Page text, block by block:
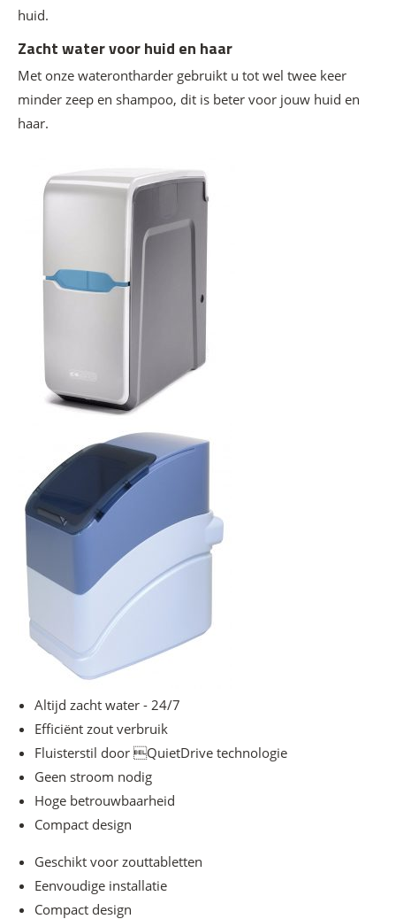
huid.
Zacht water voor huid en haar
Met onze waterontharder gebruikt u tot wel twee keer
minder zeep en shampoo, dit is beter voor jouw huid en
haar.
Altijd zacht water - 24/7
Efficiënt zout verbruik
Fluisterstil door QuietDrive technologie
Geen stroom nodig
Hoge betrouwbaarheid
Compact design
Geschikt voor zouttabletten
Eenvoudige installatie
Compact design